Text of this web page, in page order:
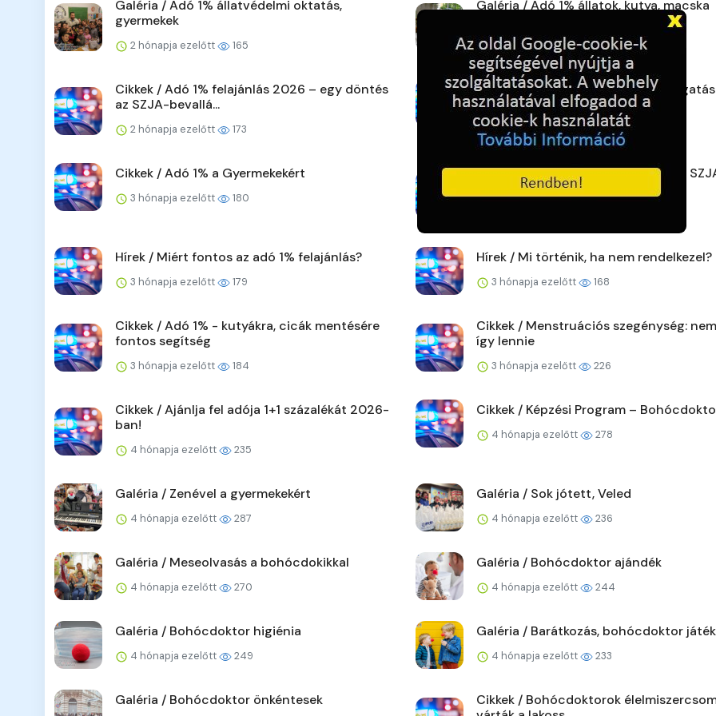
Galéria / Adó 1% állatvédelmi oktatás,
gyermekek
2 hónapja ezelőtt 165
Galéria / Adó 1% állatok, kutya, macska
2 hónapja ezelőtt 181
Cikkek / Adó 1% felajánlás 2026 – egy döntés
az SZJA-bevallá...
2 hónapja ezelőtt 173
Hírek / Adó 1% Bohócdoktor támogatás
2 hónapja ezelőtt 152
Cikkek / Adó 1% a Gyermekekért
3 hónapja ezelőtt 180
Hírek / Hova érdemes felajánlani az
Hírek / Miért fontos az adó 1% felajánlás?
3 hónapja ezelőtt 179
Hírek / Mi történik, ha nem rendelkezel?
3 hónapja ezelőtt 168
Cikkek / Adó 1% - kutyákra, cicák mentésére
fontos segítség
3 hónapja ezelőtt 184
Cikkek / Menstruációs szegénység:
így lennie
3 hónapja ezelőtt 226
Cikkek / Ajánlja fel adója 1+1 százalékát 2026-
ban!
4 hónapja ezelőtt 235
Cikkek / Képzési Program –
4 hónapja ezelőtt 278
Galéria / Zenével a gyermekekért
4 hónapja ezelőtt 287
Galéria / Sok jótett, Veled
4 hónapja ezelőtt 236
Galéria / Meseolvasás a bohócdokikkal
4 hónapja ezelőtt 270
Galéria / Bohócdoktor ajándék
4 hónapja ezelőtt 244
Galéria / Bohócdoktor higiénia
4 hónapja ezelőtt 249
Galéria / Barátkozás, bohócdoktor játék
4 hónapja ezelőtt 233
Galéria / Bohócdoktor önkéntesek
Cikkek / Bohócdoktorok